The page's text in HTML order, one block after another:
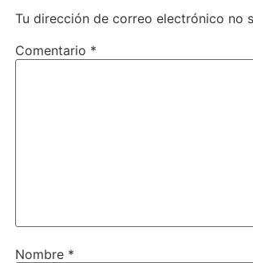
Tu dirección de correo electrónico no
Comentario *
Nombre *